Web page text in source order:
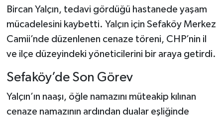
Bircan Yalçın, tedavi gördüğü hastanede yaşam
mücadelesini kaybetti. Yalçın için Sefaköy Merkez
Camii’nde düzenlenen cenaze töreni, CHP’nin il
ve ilçe düzeyindeki yöneticilerini bir araya getirdi.
Sefaköy’de Son Görev
Yalçın’ın naaşı, öğle namazını müteakip kılınan
cenaze namazının ardından dualar eşliğinde